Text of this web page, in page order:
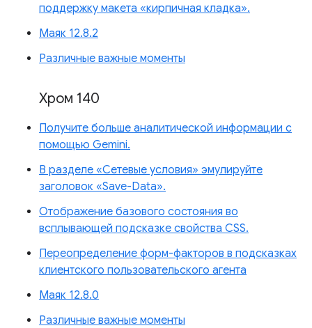
поддержку макета «кирпичная кладка».
Маяк 12.8.2
Различные важные моменты
Хром 140
Получите больше аналитической информации с
помощью Gemini.
В разделе «Сетевые условия» эмулируйте
заголовок «Save-Data».
Отображение базового состояния во
всплывающей подсказке свойства CSS.
Переопределение форм-факторов в подсказках
клиентского пользовательского агента
Маяк 12.8.0
Различные важные моменты